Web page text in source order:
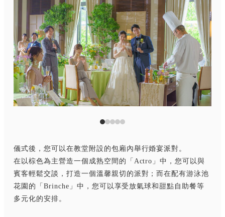
儀式後，您可以在教堂附設的包廂內舉行婚宴派對。
在以棕色為主營造一個成熟空間的「Actro」中，您可以與
賓客輕鬆交談，打造一個溫馨親切的派對；而在配有游泳池
花園的「Brinche」中，您可以享受放氣球和甜點自助餐等
多元化的安排。